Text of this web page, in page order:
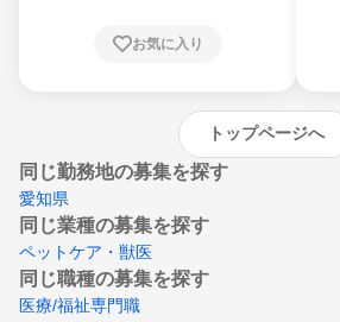
崎県、熊本県、大分県、宮崎県、鹿児島県、
お気に入り
トップページへ
同じ勤務地の募集を探す
愛知県
同じ業種の募集を探す
ペットケア・獣医
同じ職種の募集を探す
医療/福祉専門職